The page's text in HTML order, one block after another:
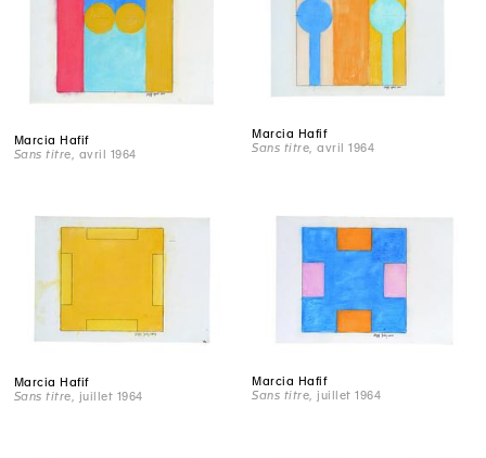
Marcia Hafif
Sans titre , avril 1964
Marcia Hafif
Sans titre , avril 1964
Marcia Hafif
Sans titre , juillet 1964
Marcia Hafif
Sans titre, juillet 1964